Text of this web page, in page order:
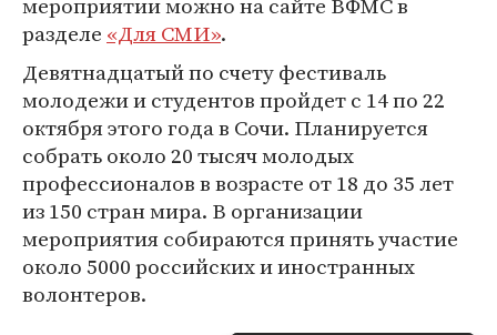
разделе «Для СМИ».
Девятнадцатый по счету фестиваль
молодежи и студентов пройдет с 14 по 22
октября этого года в Сочи. Планируется
собрать около 20 тысяч молодых
профессионалов в возрасте от 18 до 35 лет
из 150 стран мира. В организации
мероприятия собираются принять участие
около 5000 российских и иностранных
волонтеров.